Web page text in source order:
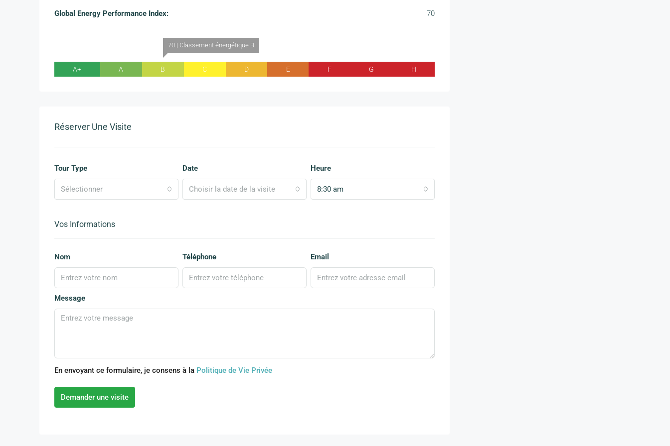
Global Energy Performance Index: 70
A+ A
70 | Classement énergétique B
B C D E F G H
Réserver Une Visite
Tour Type
Sélectionner
Date
Choisir la date de la visite
Heure
8:30 am
Vos Informations
Nom Téléphone Email
Message
En envoyant ce formulaire, je consens à la Politique de Vie Privée
Demander une visite